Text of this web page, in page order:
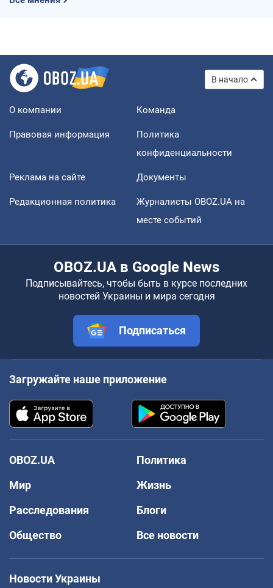
В начало
О компании Команда
Правовая информация
Политика
конфиденциальности
Реклама на сайте Документы
Редакционная политика
Журналисты OBOZ.UA на
месте событий
OBOZ.UA в Google News
Подписывайтесь, чтобы быть в курсе последних
новостей Украины и мира сегодня
Подписаться
Загружайте наше приложение
OBOZ.UA
Политика
Мир
Жизнь
Расследования
Блоги
Общество
Все новости
Новости Украины